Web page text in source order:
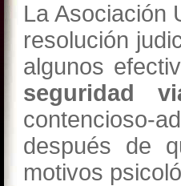
La Asociación
resolución
algunos
seguridad
contencioso-
después de
motivos